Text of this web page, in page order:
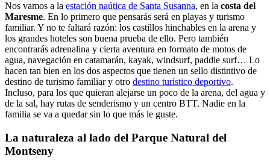
Nos vamos a la estación naútica de Santa Susanna, en la costa del
Maresme. En lo primero que pensarás será en playas y turismo
familiar. Y no te faltará razón: los castillos hinchables en la arena y
los grandes hoteles son buena prueba de ello. Pero también
encontrarás adrenalina y cierta aventura en formato de motos de
agua, navegación en catamarán, kayak, windsurf, paddle surf… Lo
hacen tan bien en los dos aspectos que tienen un sello distintivo de
destino de turismo familiar y otro destino turístico deportivo.
Incluso, para los que quieran alejarse un poco de la arena, del agua y
de la sal, hay rutas de senderismo y un centro BTT. Nadie en la
familia se va a quedar sin lo que más le guste.
La naturaleza al lado del Parque Natural del
Montseny